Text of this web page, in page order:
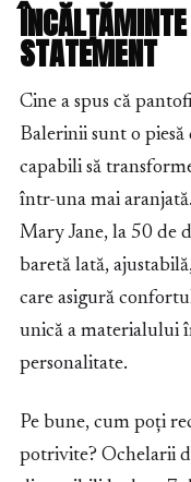
STATEMENT
Cine a spus că
Balerinii sunt o
capabili să
într-una mai
Mary Jane, la 50 de
baretă lată,
care asigură
unică a materialului
personalitate.
Pe bune, cum poți
potrivite? Ochelarii